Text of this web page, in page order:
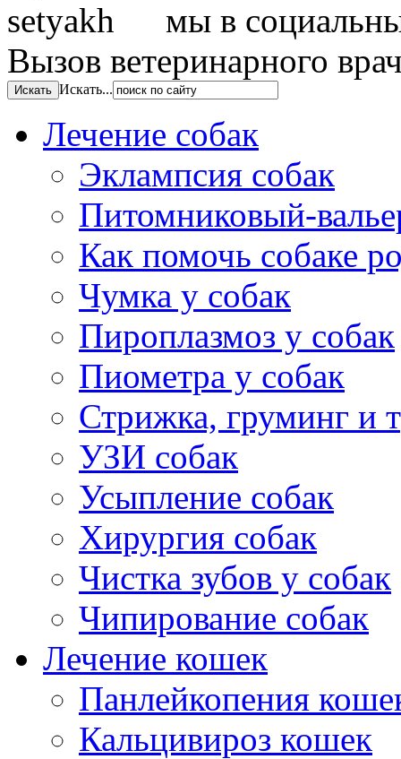
мы в
Вызов ветеринарного
Искать...
Лечение собак
Эклампсия собак
Питомниковый-
Как помочь собаке
Чумка у собак
Пироплазмоз у собак
Пиометра у собак
Стрижка, груминг и
УЗИ собак
Усыпление собак
Хирургия собак
Чистка зубов у собак
Чипирование собак
Лечение кошек
Панлейкопения
Кальцивироз кошек